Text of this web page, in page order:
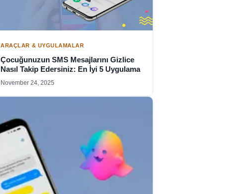
ARAÇLAR & UYGULAMALAR
Çocuğunuzun SMS Mesajlarını Gizlice
Nasıl Takip Edersiniz: En İyi 5 Uygulama
November 24, 2025